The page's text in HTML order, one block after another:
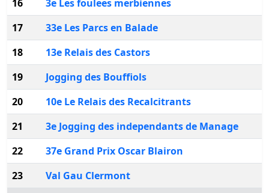
16
3e Les foulees merbiennes
17
33e Les Parcs en Balade
18
13e Relais des Castors
19
Jogging des Bouffiols
20
10e Le Relais des Recalcitrants
21
3e Jogging des independants de Manage
22
37e Grand Prix Oscar Blairon
23
Val Gau Clermont